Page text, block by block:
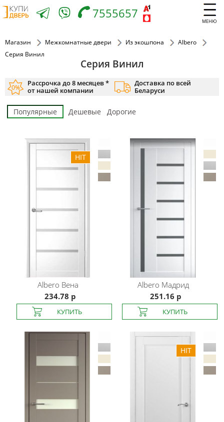
МЕНЮ
7555657
Магазин Межкомнатные двери Из экошпона
Albero
Серия Винил
Серия Винил
Рассрочка до 8 месяцев *
от нашей компании
Доставка по всей
Беларуси
Популярные Дешевые Дорогие
Albero Вена
234.78 р
Albero Мадрид
251.16 р